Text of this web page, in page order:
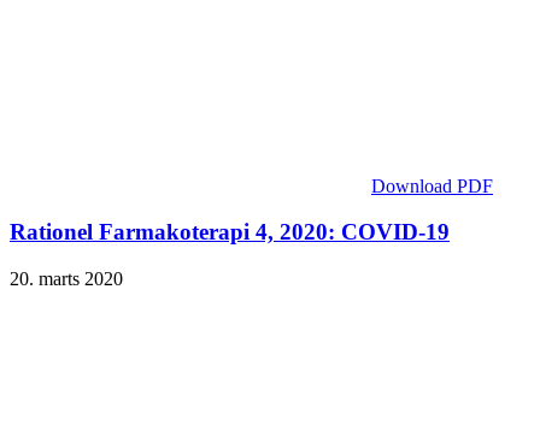
Download PDF
Rationel Farmakoterapi 4, 2020: COVID-19
20. marts 2020